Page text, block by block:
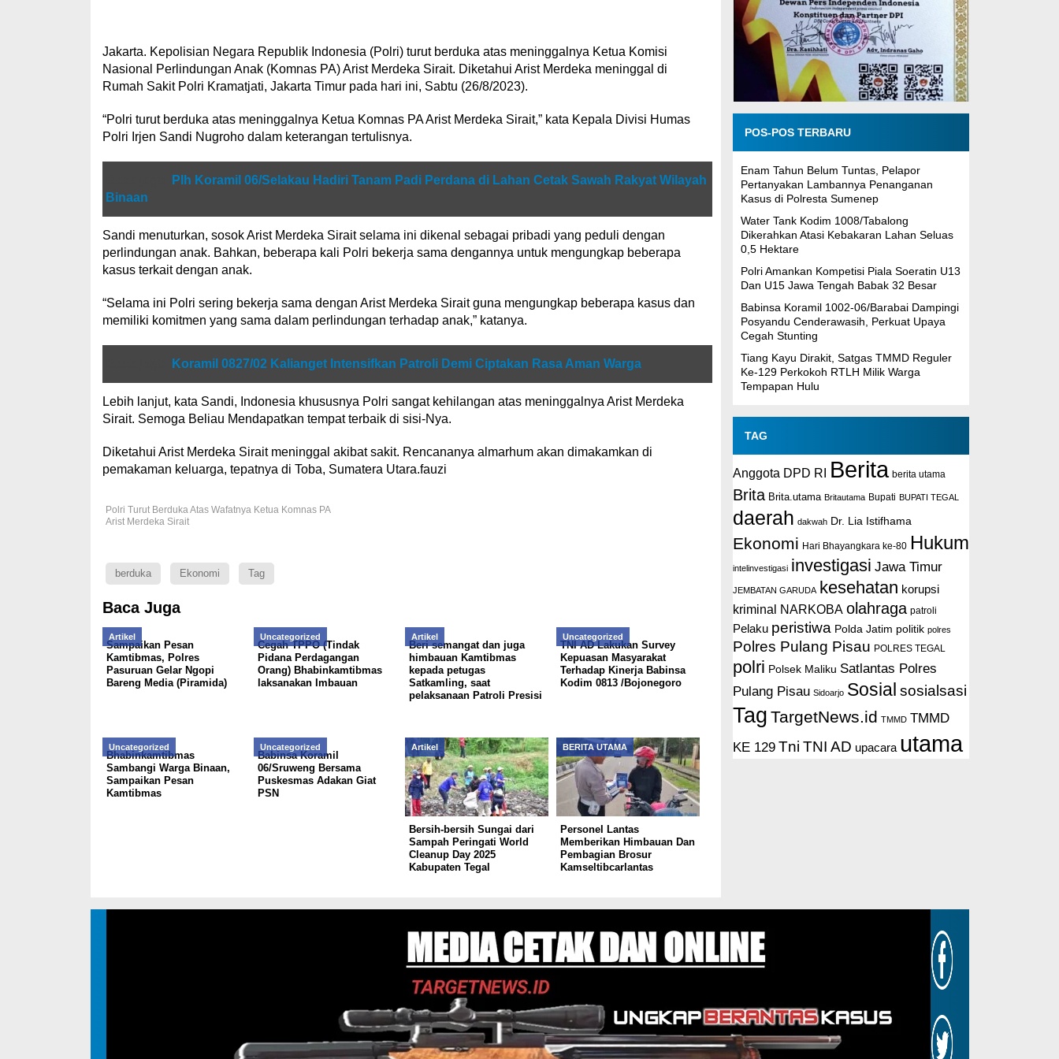
Jakarta. Kepolisian Negara Republik Indonesia (Polri) turut berduka atas meninggalnya Ketua Komisi
Nasional Perlindungan Anak (Komnas PA) Arist Merdeka Sirait. Diketahui Arist Merdeka meninggal di
Rumah Sakit Polri Kramatjati, Jakarta Timur pada hari ini, Sabtu (26/8/2023).
“Polri turut berduka atas meninggalnya Ketua Komnas PA Arist Merdeka Sirait,” kata Kepala Divisi Humas
Polri Irjen Sandi Nugroho dalam keterangan tertulisnya.
Plh Koramil 06/Selakau Hadiri Tanam Padi Perdana di Lahan Cetak Sawah Rakyat Wilayah
Binaan
Sandi menuturkan, sosok Arist Merdeka Sirait selama ini dikenal sebagai pribadi yang peduli dengan
perlindungan anak. Bahkan, beberapa kali Polri bekerja sama dengannya untuk mengungkap beberapa
kasus terkait dengan anak.
“Selama ini Polri sering bekerja sama dengan Arist Merdeka Sirait guna mengungkap beberapa kasus dan
memiliki komitmen yang sama dalam perlindungan terhadap anak,” katanya.
Koramil 0827/02 Kalianget Intensifkan Patroli Demi Ciptakan Rasa Aman Warga
Lebih lanjut, kata Sandi, Indonesia khususnya Polri sangat kehilangan atas meninggalnya Arist Merdeka
Sirait. Semoga Beliau Mendapatkan tempat terbaik di sisi-Nya.
Diketahui Arist Merdeka Sirait meninggal akibat sakit. Rencananya almarhum akan dimakamkan di
pemakaman keluarga, tepatnya di Toba, Sumatera Utara.fauzi
Polri Turut Berduka Atas Wafatnya Ketua Komnas PA
Arist Merdeka Sirait
berduka Ekonomi Tag
Baca Juga
Artikel
Sampaikan Pesan
Kamtibmas, Polres
Pasuruan Gelar Ngopi
Bareng Media (Piramida)
Uncategorized
Cegah TPPO (Tindak
Pidana Perdagangan
Orang) Bhabinkamtibmas
laksanakan Imbauan
Artikel
Beri semangat dan juga
himbauan Kamtibmas
kepada petugas
Satkamling, saat
pelaksanaan Patroli Presisi
Uncategorized
TNI AD Lakukan Survey
Kepuasan Masyarakat
Terhadap Kinerja Babinsa
Kodim 0813 /Bojonegoro
Uncategorized
Bhabinkamtibmas
Sambangi Warga Binaan,
Sampaikan Pesan
Kamtibmas
Uncategorized
Babinsa Koramil
06/Sruweng Bersama
Puskesmas Adakan Giat
PSN
Artikel
Bersih-bersih Sungai dari
Sampah Peringati World
Cleanup Day 2025
Kabupaten Tegal
BERITA UTAMA
Personel Lantas
Memberikan Himbauan Dan
Pembagian Brosur
Kamseltibcarlantas
POS-POS TERBARU
Enam Tahun Belum Tuntas, Pelapor
Pertanyakan Lambannya Penanganan
Kasus di Polresta Sumenep
Water Tank Kodim 1008/Tabalong
Dikerahkan Atasi Kebakaran Lahan Seluas
0,5 Hektare
Polri Amankan Kompetisi Piala Soeratin U13
Dan U15 Jawa Tengah Babak 32 Besar
Babinsa Koramil 1002-06/Barabai Dampingi
Posyandu Cenderawasih, Perkuat Upaya
Cegah Stunting
Tiang Kayu Dirakit, Satgas TMMD Reguler
Ke-129 Perkokoh RTLH Milik Warga
Tempapan Hulu
TAG
Anggota DPD RI Berita berita utama
Brita Brita.utama Britautama Bupati BUPATI TEGAL
daerah dakwah Dr. Lia Istifhama
Ekonomi Hari Bhayangkara ke-80 Hukum
intelinvestigasi investigasi Jawa Timur
JEMBATAN GARUDA kesehatan korupsi
kriminal NARKOBA olahraga patroli
Pelaku peristiwa Polda Jatim politik polres
Polres Pulang Pisau POLRES TEGAL
polri Polsek Maliku Satlantas Polres
Pulang Pisau Sidoarjo Sosial sosialsasi
Tag TargetNews.id TMMD TMMD
KE 129 Tni TNI AD upacara utama